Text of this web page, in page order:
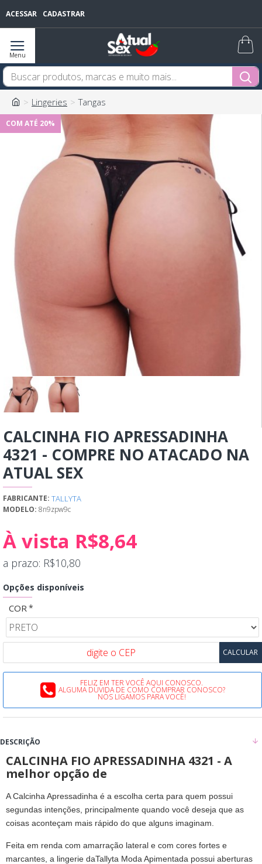
ACESSAR CADASTRAR
Lingeries Tangas
COM ATÉ 20%
CALCINHA FIO APRESSADINHA
4321 - COMPRE NO ATACADO NA
ATUAL SEX
À vista R$8,64
a prazo: R$10,80
FABRICANTE: TALLYTA
MODELO: 8n9zpw9c
Opções disponíveis
COR
FELIZ EM TER VOCÊ AQUI CONOSCO.
ALGUMA DÚVIDA DE COMO COMPRAR CONOSCO?
NÓS LIGAMOS PARA VOCÊ!
DESCRIÇÃO
CALCINHA FIO APRESSADINHA 4321 - A
melhor opção de
A Calcinha Apressadinha é a escolha certa para quem possui
segundas intenções, principalmente quando você deseja que as
coisas aconteçam mais rápido do que alguns imaginam.
Feita em renda com amarração lateral e com cores fortes e
marcantes, a lingerie daTallyta Moda Apimentada possui aberturas